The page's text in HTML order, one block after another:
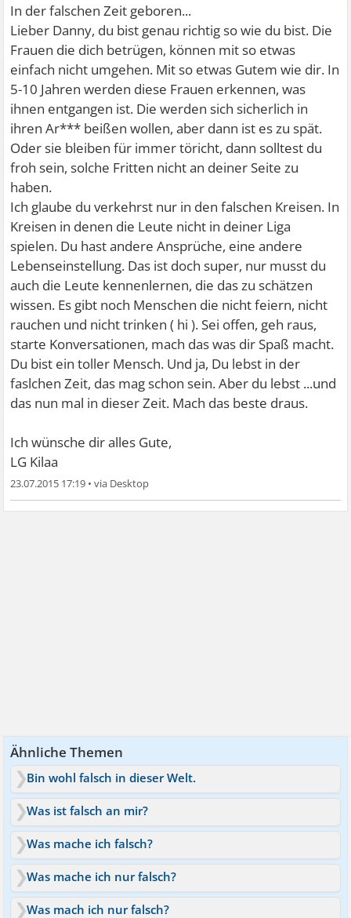
In der falschen Zeit geboren...
Lieber Danny, du bist genau richtig so wie du bist. Die
Frauen die dich betrügen, können mit so etwas
einfach nicht umgehen. Mit so etwas Gutem wie dir. In
5-10 Jahren werden diese Frauen erkennen, was
ihnen entgangen ist. Die werden sich sicherlich in
ihren Ar*** beißen wollen, aber dann ist es zu spät.
Oder sie bleiben für immer töricht, dann solltest du
froh sein, solche Fritten nicht an deiner Seite zu
haben.
Ich glaube du verkehrst nur in den falschen Kreisen. In
Kreisen in denen die Leute nicht in deiner Liga
spielen. Du hast andere Ansprüche, eine andere
Lebenseinstellung. Das ist doch super, nur musst du
auch die Leute kennenlernen, die das zu schätzen
wissen. Es gibt noch Menschen die nicht feiern, nicht
rauchen und nicht trinken ( hi ). Sei offen, geh raus,
starte Konversationen, mach das was dir Spaß macht.
Du bist ein toller Mensch. Und ja, Du lebst in der
faslchen Zeit, das mag schon sein. Aber du lebst ...und
das nun mal in dieser Zeit. Mach das beste draus.
Ich wünsche dir alles Gute,
LG Kilaa
23.07.2015 17:19 •
Ähnliche Themen
Bin wohl falsch in dieser Welt.
Was ist falsch an mir?
Was mache ich falsch?
Was mache ich nur falsch?
Was mach ich nur falsch?